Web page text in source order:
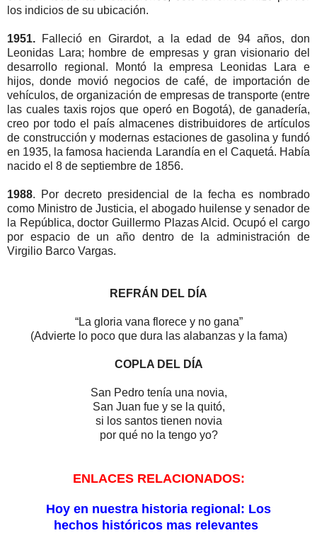
los indicios de su ubicación.
1951.
Falleció en Girardot, a la edad de 94 años, don
Leonidas Lara; hombre de empresas y gran visionario del
desarrollo regional. Montó la empresa Leonidas Lara e
hijos, donde movió negocios de café, de importación de
vehículos, de organización de empresas de transporte (entre
las cuales taxis rojos que operó en Bogotá), de ganadería,
creo por todo el país almacenes distribuidores de artículos
de construcción y modernas estaciones de gasolina y fundó
en 1935, la famosa hacienda Larandía en el Caquetá. Había
nacido el 8 de septiembre de 1856.
1988. Por decreto presidencial de la fecha es nombrado
como Ministro de Justicia, el abogado huilense y senador de
la República, doctor Guillermo Plazas Alcid. Ocupó el cargo
por espacio de un año dentro de la administración de
Virgilio Barco Vargas.
REFRÁN DEL DÍA
“La gloria vana florece y no gana”
(Advierte lo poco que dura las alabanzas y la fama)
COPLA DEL DÍA
San Pedro tenía una novia,
San Juan fue y se la quitó,
si los santos tienen novia
por qué no la tengo yo?
ENLACES RELACIONADOS:
Hoy en nuestra historia regional: Los
hechos históricos mas relevantes